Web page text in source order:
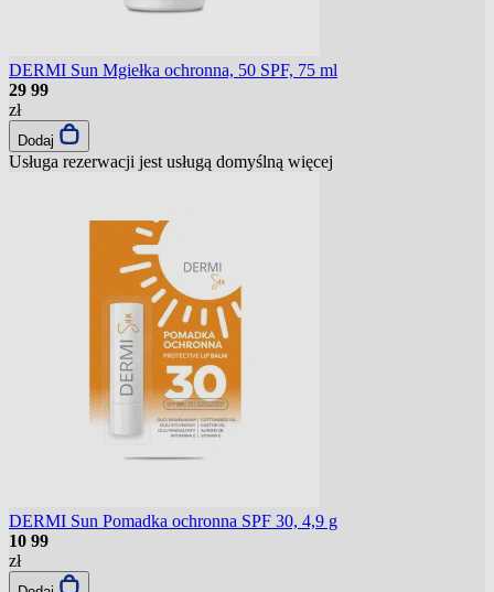
DERMI Sun Mgiełka ochronna, 50 SPF, 75 ml
29 99
zł
Dodaj
Usługa rezerwacji jest usługą domyślną więcej
DERMI Sun Pomadka ochronna SPF 30, 4,9 g
10 99
zł